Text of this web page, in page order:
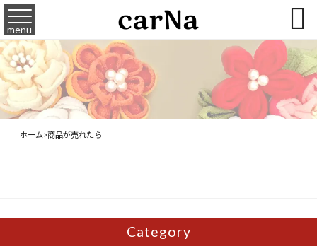
menu 
ホーム>商品が売れたら
Category